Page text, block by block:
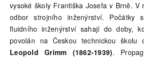
vysoké školy Františka Josefa v Brně. V
odbor strojního inženýrství. Počátky
fluidního inženýrství sahají do doby,
povolán na Českou technickou školu
Leopold Grimm (1862-1939).